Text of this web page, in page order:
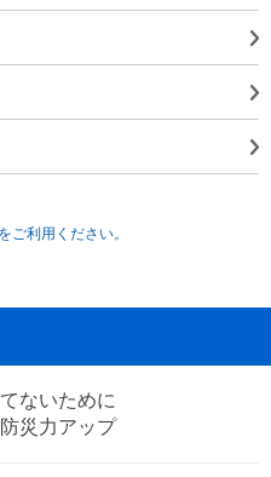
ご利用ください。
ないために
災力アップ